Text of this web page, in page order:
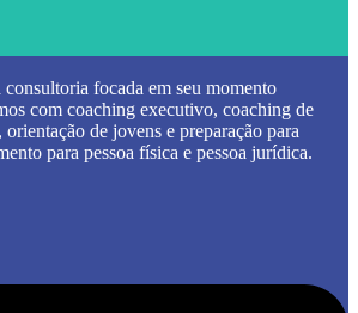
focada em seu momento
com coaching executivo, coaching de
de jovens e preparação para
para pessoa física e pessoa jurídica.